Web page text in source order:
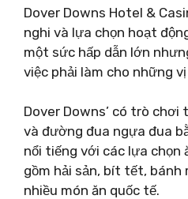
Dover Downs Hotel &
nghi và lựa chọn hoạt
một sức hấp dẫn lớn
việc phải làm cho những
Dover Downs’ có trò chơi
và đường đua ngựa đua
nổi tiếng với các lựa chọn
gồm hải sản, bít tết, bánh
nhiều món ăn quốc tế.